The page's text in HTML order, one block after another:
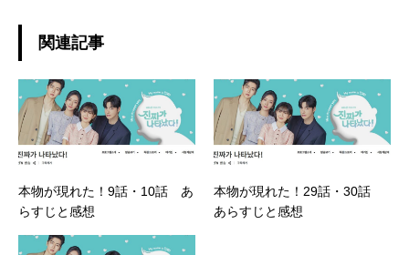
関連記事
本物が現れた！9話・10話 あ
らすじと感想
本物が現れた！29話・30話
あらすじと感想